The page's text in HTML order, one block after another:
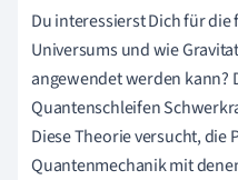
Du interessierst Dich für
Universums und wie
angewendet werden kann?
Quantenschleifen
Diese Theorie versucht, die
Quantenmechanik mit